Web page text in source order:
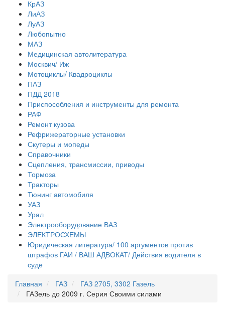
КрАЗ
ЛиАЗ
ЛуАЗ
Любопытно
МАЗ
Медицинская автолитература
Москвич/ Иж
Мотоциклы/ Квадроциклы
ПАЗ
ПДД 2018
Приспособления и инструменты для ремонта
РАФ
Ремонт кузова
Рефрижераторные установки
Скутеры и мопеды
Справочники
Сцепления, трансмиссии, приводы
Тормоза
Тракторы
Тюнинг автомобиля
УАЗ
Урал
Электрооборудование ВАЗ
ЭЛЕКТРОСХЕМЫ
Юридическая литература/ 100 аргументов против
штрафов ГАИ / ВАШ АДВОКАТ/ Действия водителя в
суде
Главная
ГАЗ
ГАЗ 2705, 3302 Газель
ГАЗель до 2009 г. Серия Своими силами